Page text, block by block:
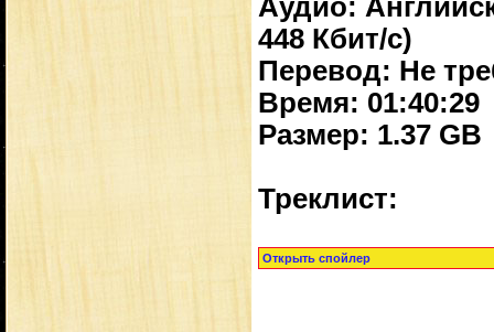
Аудио:
448 Кбит/с)
Перевод: Не
Время: 01:40:29
Размер: 1.37 GB
Треклист: